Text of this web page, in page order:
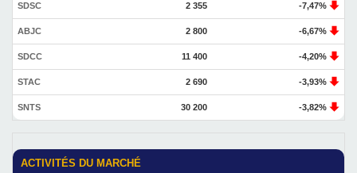
SDSC 2 355 -7,47%
ABJC 2 800 -6,67%
SDCC 11 400 -4,20%
STAC 2 690 -3,93%
SNTS 30 200 -3,82%
ACTIVITÉS DU MARCHÉ